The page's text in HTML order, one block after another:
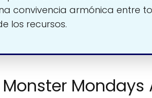
convivencia armónica entre
los recursos.